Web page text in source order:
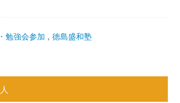
勉強会参加 , 徳島盛和塾